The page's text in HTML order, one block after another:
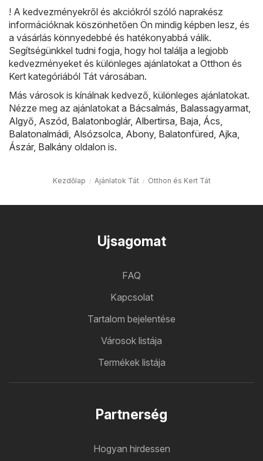
! A kedvezményekről és akciókról szóló naprakész
információknak köszönhetően Ön mindig képben lesz, és
a vásárlás könnyedebbé és hatékonyabbá válik.
Segítségünkkel tudni fogja, hogy hol találja a legjobb
kedvezményeket és különleges ajánlatokat a Otthon és
Kert kategóriából Tát városában.
Más városok is kínálnak kedvező, különleges ajánlatokat.
Nézze meg az ajánlatokat a Bácsalmás, Balassagyarmat,
Algyő, Aszód, Balatonboglár, Albertirsa, Baja, Ács,
Balatonalmádi, Alsózsolca, Abony, Balatonfüred, Ajka,
Ászár, Balkány oldalon is.
Kezdőlap Ajánlatok Tát Otthon és Kert Tát
Ujsagomat
FAQ
Kapcsolat
Tartalom bejelentése
Városok listája
Termékek listája
Partnerség
Hogyan hirdessen